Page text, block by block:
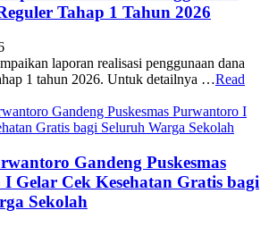
Tahap 1 Tahun 2026
laporan realisasi penggunaan dana
1 tahun 2026. Untuk detailnya …Read
Gandeng Puskesmas
Gelar Cek Kesehatan Gratis bagi
Sekolah